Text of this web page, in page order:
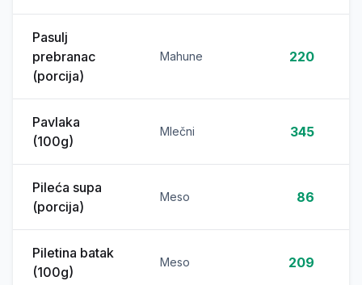
Pasulj
prebranac
(porcija)
Mahune 220
Pavlaka
(100g)
Mlečni 345
Pileća supa
(porcija)
Meso 86
Piletina batak
(100g)
Meso 209